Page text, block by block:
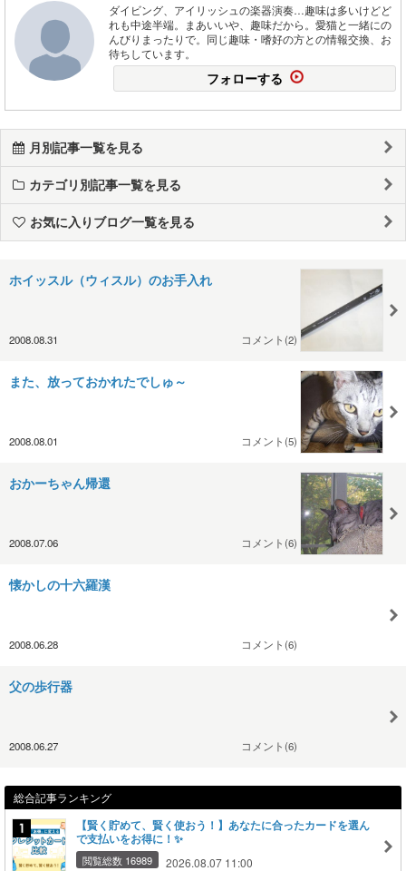
ダイビング、アイリッシュの楽器演奏…趣味は多いけどど
れも中途半端。まあいいや、趣味だから。愛猫と一緒にの
んびりまったりで。同じ趣味・嗜好の方との情報交換、お
待ちしています。
フォローする
月別記事一覧を見る
カテゴリ別記事一覧を見る
お気に入りブログ一覧を見る
ホイッスル（ウィスル）のお手入れ
2008.08.31 コメント(2)
また、放っておかれたでしゅ～
2008.08.01 コメント(5)
おかーちゃん帰還
2008.07.06 コメント(6)
懐かしの十六羅漢
2008.06.28 コメント(6)
父の歩行器
2008.06.27 コメント(6)
総合記事ランキング
【賢く貯めて、賢く使おう！】あなたに合ったカードを選ん
で支払いをお得に！✨
閲覧総数 16989 2026.08.07 11:00